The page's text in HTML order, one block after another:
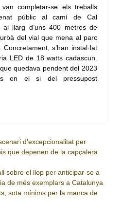
completar-se els treballs
públic al camí de Cal
al llarg d’uns 400 metres de
del vial que mena al parc
s’han instal·lat
LED de 18 watts cadascun.
quedava pendent del 2023
en el si del pressupost
d’excepcionalitat per
que depenen de la capçalera
sobre el llop per anticipar-se a
de més exemplars a Catalunya
sota mínims per la manca de